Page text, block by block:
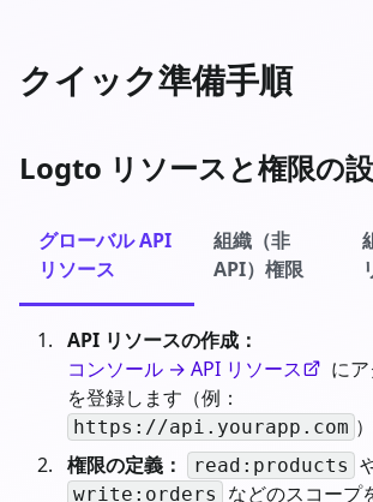
クイック準備手順
Logto リソースと権限の
グローバル API
リソース
組織（非
API）権限
API リソースの作成：
コンソール → API リソース
に
を登録します（例：
https://api.yourapp.com ）
権限の定義：
read:products
write:orders
などのスコープ